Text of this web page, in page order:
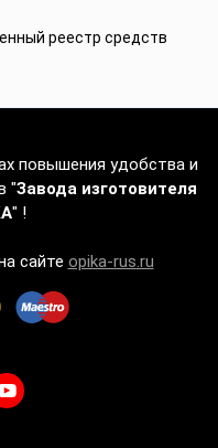
реестр средств
повышения удобства и
"Завода изготовителя
" !
сайте opika-rus.ru